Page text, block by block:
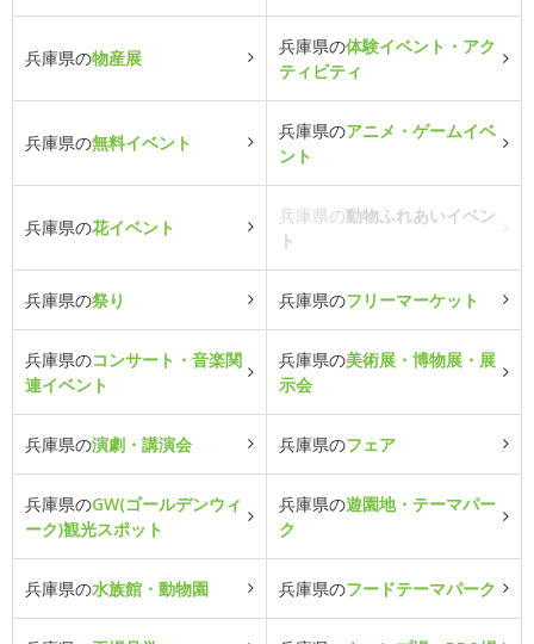
兵庫県の物産展
兵庫県の体験イベント・アク
ティビティ
兵庫県の無料イベント
兵庫県のアニメ・ゲームイベ
ント
兵庫県の花イベント
兵庫県の動物ふれあいイベン
ト
兵庫県の祭り 兵庫県のフリーマーケット
兵庫県のコンサート・音楽関
連イベント
兵庫県の美術展・博物展・展
示会
兵庫県の演劇・講演会 兵庫県のフェア
兵庫県のGW(ゴールデンウィ
ーク)観光スポット
兵庫県の遊園地・テーマパー
ク
兵庫県の水族館・動物園 兵庫県のフードテーマパーク